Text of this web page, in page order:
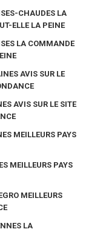
CHAUDES LA
ELLE LA PEINE
LA COMMANDE
AVIS SUR LE
AVIS SUR LE SITE
MEILLEURS PAYS
MEILLEURS PAYS
MEILLEURS
LA